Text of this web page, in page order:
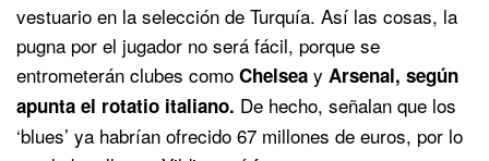
vestuario en la selección de Turquía. Así las cosas, la
pugna por el jugador no será fácil, porque se
entrometerán clubes como Chelsea y Arsenal, según
apunta el rotatio italiano. De hecho, señalan que los
‘blues’ ya habrían ofrecido 67 millones de euros, por lo